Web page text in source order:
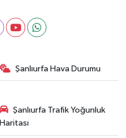
Şanlıurfa Hava Durumu
Şanlıurfa Trafik Yoğunluk
Haritası